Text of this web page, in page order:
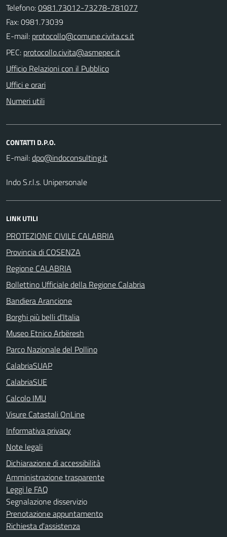
Telefono:0981.73012-73278-781077
Fax: 0981.73039
E-mail:
PEC:
Ufficio Relazioni con il Pubblico
Uffici e orari
Numeri utili
CONTATTI D.P.O.
E-mail:
Indo S.r.l.s. Unipersonale
LINK UTILI
PROTEZIONE CIVILE CALABRIA
Provincia di COSENZA
Regione CALABRIA
Bollettino Ufficiale della Regione Calabria
Bandiera Arancione
Borghi più belli d'Italia
Museo Etnico Arbëresh
Parco Nazionale del Pollino
CalabriaSUAP
CalabriaSUE
Calcolo IMU
Visure Catastali OnLine
Informativa privacy
Note legali
Dichiarazione di accessibilità
Amministrazione trasparente
Leggi le FAQ
Segnalazione disservizio
Prenotazione appuntamento
Richiesta d'assistenza